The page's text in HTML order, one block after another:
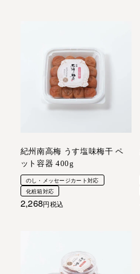
紀州南高梅 うす塩味梅干 ペ
ット容器 400g
のし・メッセージカート対応
化粧箱対応
2,268 税込